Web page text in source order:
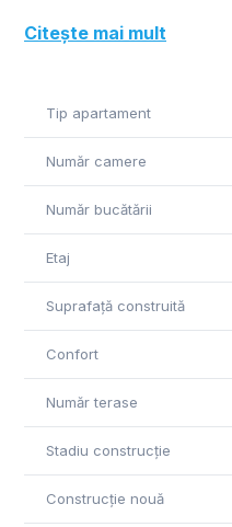
49 meters has the terrace
Citește mai mult
Tip apartament
Număr camere
Număr bucătării
Etaj
Suprafață construită
Confort
Număr terase
Stadiu construcție
Construcție nouă